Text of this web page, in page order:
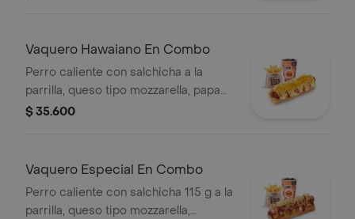
PET
Vaquero Hawaiano En Combo
Perro caliente con salchicha a la
parrilla, queso tipo mozzarella, papa
callejera, piña y salsas en pan perro +
$ 35.600
Vaquero Especial En Combo
Perro caliente con salchicha 115 g a la
parrilla, queso tipo mozzarella,